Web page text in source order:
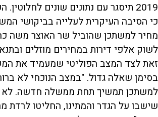
2019 תיסגר עם נתונים שונים
כי הסיבה העיקרית לעלייה בביקושי
מחיר למשתכן שהוביל שר האוצר משה
לשוק אלפי דירות במחירים מוזלים
זאת לצד המצב הפוליטי שמעמיד את
בסימן שאלה גדול. "במצב הנוכחי לא
למשתכן תמשיך תחת ממשלה חדשה.
שישבו על הגדר והמתינו, החליטו לרדת